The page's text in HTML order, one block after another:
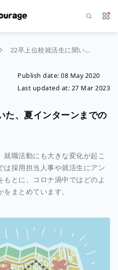
Search
22卒上位校就活生に聞いた、夏インターンまでの動き方
Publish date: 08 May 2020
Last updated at: 27 Mar 2023
た、夏インターンまでの
職活動にも大きな変化が起こ
は採用担当人事や就活生にアン
とに、コロナ渦中ではどのよ
まとめています。